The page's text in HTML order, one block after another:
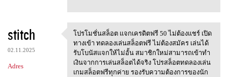
stitch
02.11.2025
Adres
โปรโมชั่นสล็อต แจกเครดิตฟรี
โปรโมชั่นสล็อต แจกเครดิตฟรี 50 ไม่ต้องแชร์ เปิด
ทางเข้า ทดลองเล่นสล็อตฟรี ไม่ต้องสมัคร เล่นได้
รับโบนัสแจกให้ไม่อั้น สมาชิกใหม่สามารถเข้าทำ
เงินจากการเล่นสล็อตได้จริง โปรสล็อตทดลองเล่น
เกมสล็อตฟรีทุกค่าย รองรับความต้องการของนัก